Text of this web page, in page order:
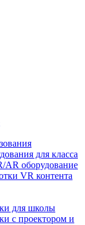
для класса
AR оборудование
VR контента
для школы
с проектором и